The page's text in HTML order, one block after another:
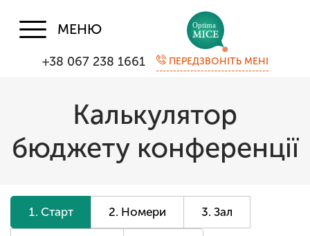
МЕНЮ
+38 067 238 1661 ПЕРЕДЗВОНІТЬ МЕНІ
Калькулятор
бюджету конференції
Старт Номери Зал